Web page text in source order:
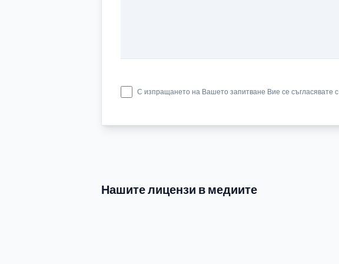
С изпращането на Вашето запитване Вие се съгласявате с
Нашите лицензи в медиите